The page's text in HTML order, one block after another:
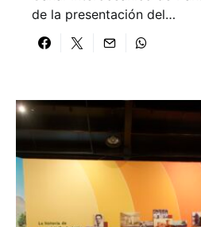
de la presentación del…